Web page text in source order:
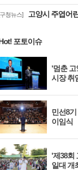
[구청뉴스] 고양시 주엽어린이도서관,
포토이슈
'멈춘 고
시장 취
민선8
이임식
'제38회
일대 개